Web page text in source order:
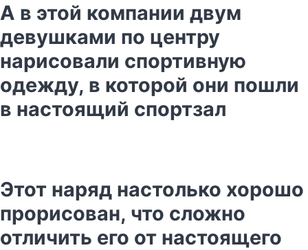
А в этой компании двум
девушками по центру
нарисовали спортивную
одежду, в которой они пошли
в настоящий спортзал
Этот наряд настолько хорошо
прорисован, что сложно
отличить его от настоящего